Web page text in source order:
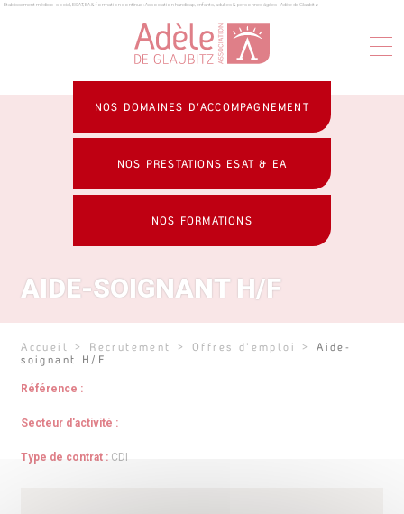
Panneau de gestion des cookies
Établissement médico-social, ESAT, EA & formation continue : Association handicap, enfants, adultes & personnes âgées - Adèle de Glaubitz
NOS DOMAINES D’ACCOMPAGNEMENT
NOS PRESTATIONS ESAT & EA
NOS FORMATIONS
AIDE-SOIGNANT H/F
Accueil > Recrutement > Offres d'emploi >Aide-
soignant H/F
Référence :
Secteur d'activité :
Type de contrat : CDI